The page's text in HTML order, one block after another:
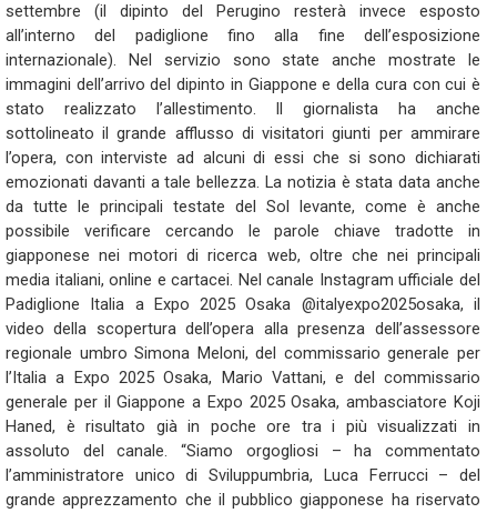
settembre (il dipinto del Perugino resterà invece esposto
all’interno del padiglione fino alla fine dell’esposizione
internazionale). Nel servizio sono state anche mostrate le
immagini dell’arrivo del dipinto in Giappone e della cura con cui è
stato realizzato l’allestimento. Il giornalista ha anche
sottolineato il grande afflusso di visitatori giunti per ammirare
l’opera, con interviste ad alcuni di essi che si sono dichiarati
emozionati davanti a tale bellezza. La notizia è stata data anche
da tutte le principali testate del Sol levante, come è anche
possibile verificare cercando le parole chiave tradotte in
giapponese nei motori di ricerca web, oltre che nei principali
media italiani, online e cartacei. Nel canale Instagram ufficiale del
Padiglione Italia a Expo 2025 Osaka @italyexpo2025osaka, il
video della scopertura dell’opera alla presenza dell’assessore
regionale umbro Simona Meloni, del commissario generale per
l’Italia a Expo 2025 Osaka, Mario Vattani, e del commissario
generale per il Giappone a Expo 2025 Osaka, ambasciatore Koji
Haned, è risultato già in poche ore tra i più visualizzati in
assoluto del canale. “Siamo orgogliosi – ha commentato
l’amministratore unico di Sviluppumbria, Luca Ferrucci – del
grande apprezzamento che il pubblico giapponese ha riservato